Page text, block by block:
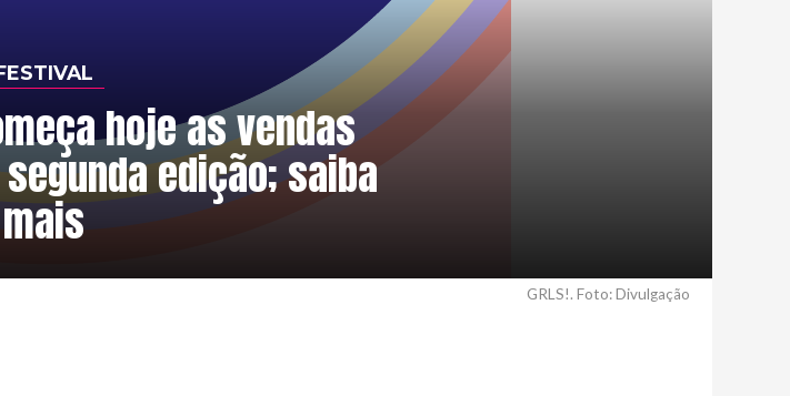
hoje as vendas
edição; saiba
mais
GRLS!. Foto: Divulgação